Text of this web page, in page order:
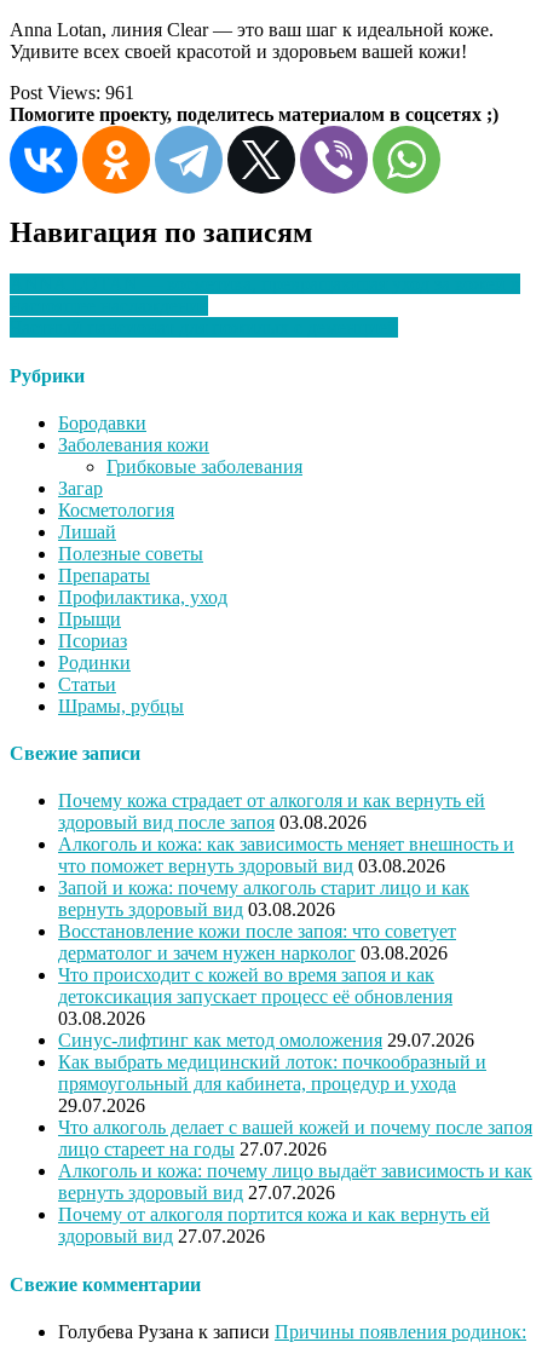
Anna Lotan, линия Clear — это ваш шаг к идеальной коже.
Удивите всех своей красотой и здоровьем вашей кожи!
Post Views: 961
Помогите проекту, поделитесь материалом в соцсетях ;)
Навигация по записям
Рубрики
Бородавки
Заболевания кожи
Грибковые заболевания
Загар
Косметология
Лишай
Полезные советы
Препараты
Профилактика, уход
Прыщи
Псориаз
Родинки
Статьи
Шрамы, рубцы
Свежие записи
Почему кожа страдает от алкоголя и как вернуть ей
здоровый вид после запоя 03.08.2026
Алкоголь и кожа: как зависимость меняет внешность и
что поможет вернуть здоровый вид 03.08.2026
Запой и кожа: почему алкоголь старит лицо и как
вернуть здоровый вид 03.08.2026
Восстановление кожи после запоя: что советует
дерматолог и зачем нужен нарколог 03.08.2026
Что происходит с кожей во время запоя и как
детоксикация запускает процесс её обновления
03.08.2026
Синус-лифтинг как метод омоложения 29.07.2026
Как выбрать медицинский лоток: почкообразный и
прямоугольный для кабинета, процедур и ухода
29.07.2026
Что алкоголь делает с вашей кожей и почему после запоя
лицо стареет на годы 27.07.2026
Алкоголь и кожа: почему лицо выдаёт зависимость и как
вернуть здоровый вид 27.07.2026
Почему от алкоголя портится кожа и как вернуть ей
здоровый вид 27.07.2026
Свежие комментарии
Голубева Рузана к записи Причины появления родинок: